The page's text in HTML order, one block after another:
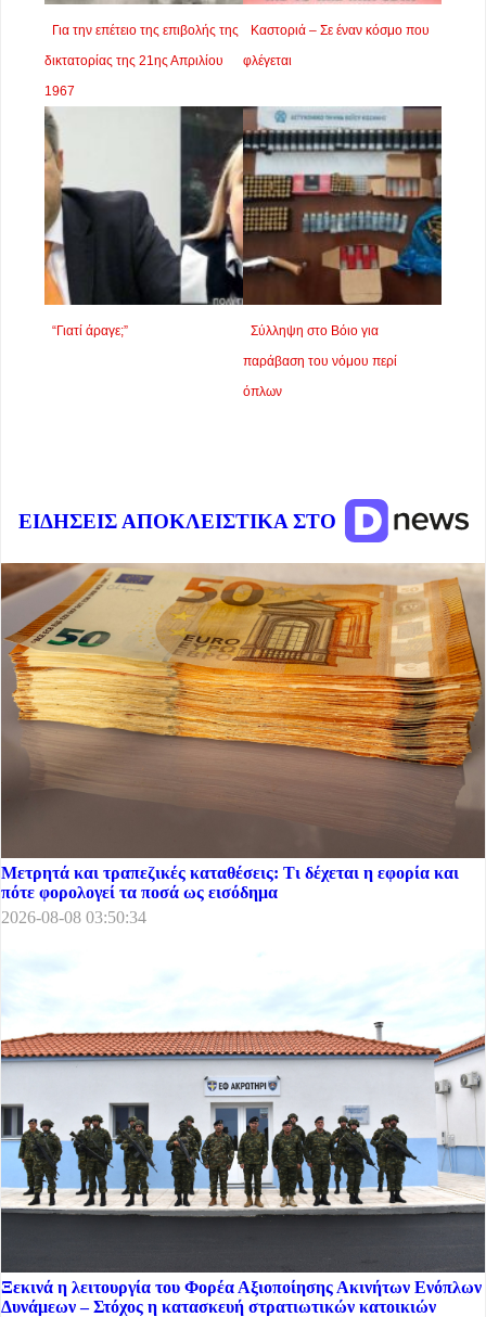
Για την επέτειο της επιβολής της
δικτατορίας της 21ης Απριλίου
1967
Καστοριά – Σε έναν κόσμο που
φλέγεται
“Γιατί άραγε;”
Σύλληψη στο Βόιο για
παράβαση του νόμου περί
όπλων
ΕΙΔΗΣΕΙΣ ΑΠΟΚΛΕΙΣΤΙΚΑ ΣΤΟ
Μετρητά και τραπεζικές καταθέσεις: Τι δέχεται η εφορία και
πότε φορολογεί τα ποσά ως εισόδημα
2026-08-08 03:50:34
Ξεκινά η λειτουργία του Φορέα Αξιοποίησης Ακινήτων Ενόπλων
Δυνάμεων – Στόχος η κατασκευή στρατιωτικών κατοικιών